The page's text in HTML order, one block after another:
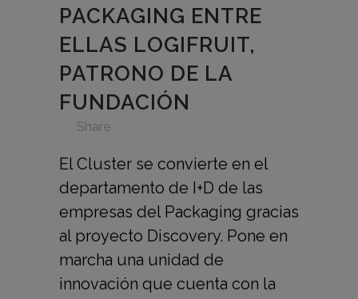
PACKAGING ENTRE
ELLAS LOGIFRUIT,
PATRONO DE LA
FUNDACIÓN
Share
El Cluster se convierte en el
departamento de I+D de las
empresas del Packaging gracias
al proyecto Discovery. Pone en
marcha una unidad de
innovación que cuenta con la